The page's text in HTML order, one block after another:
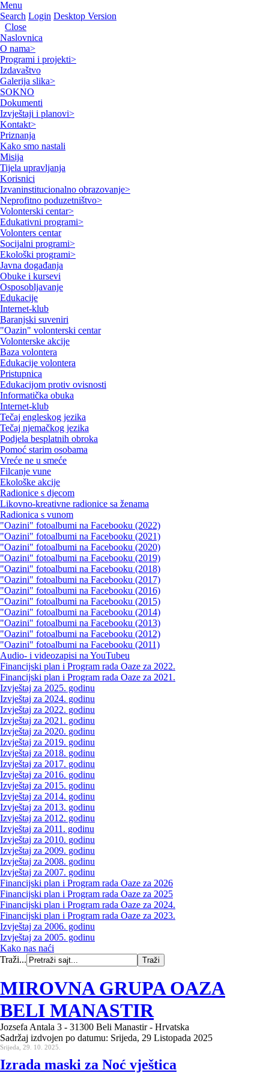
Menu
Search Login Desktop Version
Close
Naslovnica
O nama>
Programi i projekti>
Izdavaštvo
Galerija slika>
SOKNO
Dokumenti
Izvještaji i planovi>
Kontakt>
Priznanja
Kako smo nastali
Misija
Tijela upravljanja
Korisnici
Izvaninstitucionalno obrazovanje>
Neprofitno poduzetništvo>
Volonterski centar>
Edukativni programi>
Volonters centar
Socijalni programi>
Ekološki programi>
Javna događanja
Obuke i kursevi
Osposobljavanje
Edukacije
Internet-klub
Baranjski suveniri
"Oazin" volonterski centar
Volonterske akcije
Baza volontera
Edukacije volontera
Pristupnica
Edukacijom protiv ovisnosti
Informatička obuka
Internet-klub
Tečaj engleskog jezika
Tečaj njemačkog jezika
Podjela besplatnih obroka
Pomoć starim osobama
Vreće ne u smeće
Filcanje vune
Ekološke akcije
Radionice s djecom
Likovno-kreativne radionice sa ženama
Radionica s vunom
"Oazini" fotoalbumi na Facebooku (2022)
"Oazini" fotoalbumi na Facebooku (2021)
"Oazini" fotoalbumi na Facebooku (2020)
"Oazini" fotoalbumi na Facebooku (2019)
"Oazini" fotoalbumi na Facebooku (2018)
"Oazini" fotoalbumi na Facebooku (2017)
"Oazini" fotoalbumi na Facebooku (2016)
"Oazini" fotoalbumi na Facebooku (2015)
"Oazini" fotoalbumi na Facebooku (2014)
"Oazini" fotoalbumi na Facebooku (2013)
"Oazini" fotoalbumi na Facebooku (2012)
"Oazini" fotoalbumi na Facebooku (2011)
Audio- i videozapisi na YouTubeu
Financijski plan i Program rada Oaze za 2022.
Financijski plan i Program rada Oaze za 2021.
Izvještaj za 2025. godinu
Izvještaj za 2024. godinu
Izvještaj za 2022. godinu
Izvještaj za 2021. godinu
Izvještaj za 2020. godinu
Izvještaj za 2019. godinu
Izvještaj za 2018. godinu
Izvještaj za 2017. godinu
Izvještaj za 2016. godinu
Izvještaj za 2015. godinu
Izvještaj za 2014. godinu
Izvještaj za 2013. godinu
Izvještaj za 2012. godinu
Izvještaj za 2011. godinu
Izvještaj za 2010. godinu
Izvještaj za 2009. godinu
Izvještaj za 2008. godinu
Izvještaj za 2007. godinu
Financijski plan i Program rada Oaze za 2026
Financijski plan i Program rada Oaze za 2025
Financijski plan i Program rada Oaze za 2024.
Financijski plan i Program rada Oaze za 2023.
Izvještaj za 2006. godinu
Izvještaj za 2005. godinu
Kako nas naći
Traži...
MIROVNA GRUPA OAZA
BELI MANASTIR
Jozsefa Antala 3 - 31300 Beli Manastir - Hrvatska
Sadržaj izdvojen po datumu: Srijeda, 29 Listopada 2025
Srijeda, 29. 10. 2025.
Izrada maski za Noć vještica